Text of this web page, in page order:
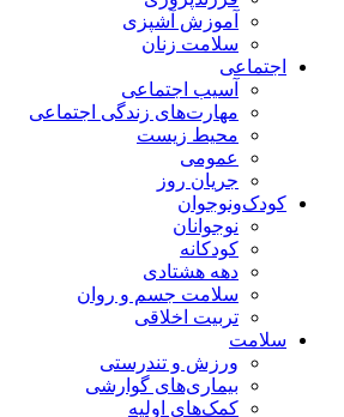
آموزش آشپزی
سلامت زنان
اجتماعی
آسیب اجتماعی
مهارت‌های زندگی اجتماعی
محیط زیست
عمومی
جریان روز
کودک‌ونوجوان
نوجوانان
کودکانه
دهه هشتادی
سلامت جسم و روان
تربیت اخلاقی
سلامت
ورزش و تندرستی
بیماری‌های گوارشی
کمک‌های اولیه